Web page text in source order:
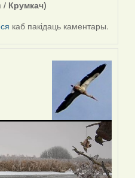
Крумкач)
каб пакідаць каментары.